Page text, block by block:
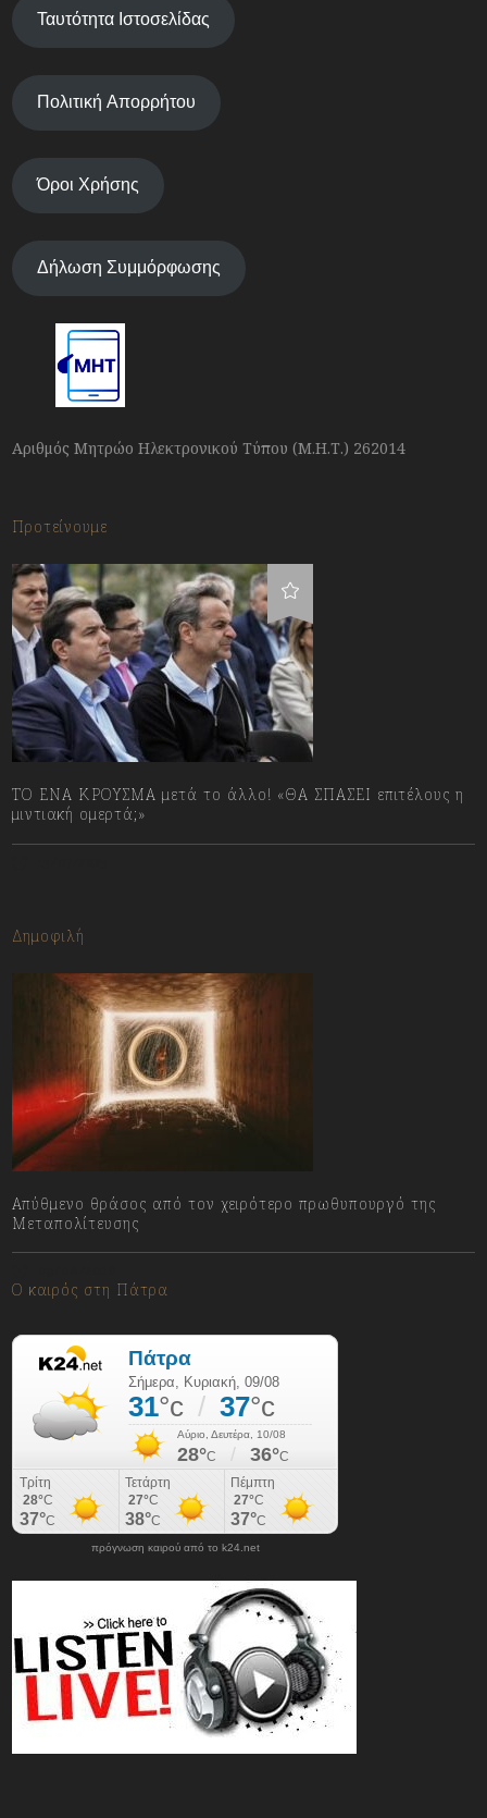
Ταυτότητα Ιστοσελίδας
Πολιτική Απορρήτου
Όροι Χρήσης
Δήλωση Συμμόρφωσης
Αριθμός Μητρώο Ηλεκτρονικού Τύπου (Μ.Η.Τ.) 262014
Προτείνουμε
ΤΟ ΕΝΑ ΚΡΟΥΣΜΑ μετά το άλλο! «ΘΑ ΣΠΑΣΕΙ επιτέλους η
μιντιακή ομερτά;»
Δημοφιλή
Απύθμενο θράσος από τον χειρότερο πρωθυπουργό της
Μεταπολίτευσης
Ο καιρός στη Πάτρα
πρόγνωση καιρού από το k24.net